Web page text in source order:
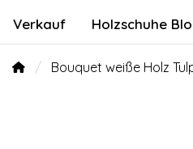
Verkauf
Holzschuhe
Bouquet weiße Holz